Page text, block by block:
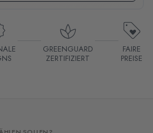
GREENGUARD
ZERTIFIZIERT
FAIRE
PREISE